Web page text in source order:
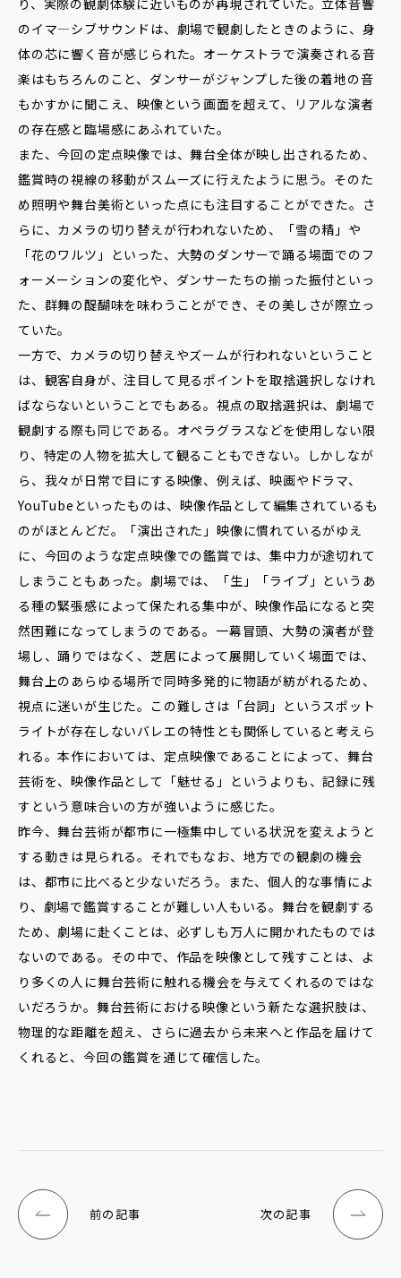
り、実際の観劇体験に近いものが再現されていた。立体音響
のイマ―シブサウンドは、劇場で観劇したときのように、身
体の芯に響く音が感じられた。オーケストラで演奏される音
楽はもちろんのこと、ダンサーがジャンプした後の着地の音
もかすかに聞こえ、映像という画面を超えて、リアルな演者
の存在感と臨場感にあふれていた。
また、今回の定点映像では、舞台全体が映し出されるため、
鑑賞時の視線の移動がスムーズに行えたように思う。そのた
め照明や舞台美術といった点にも注目することができた。さ
らに、カメラの切り替えが行われないため、「雪の精」や
「花のワルツ」といった、大勢のダンサーで踊る場面でのフ
ォーメーションの変化や、ダンサーたちの揃った振付といっ
た、群舞の醍醐味を味わうことができ、その美しさが際立っ
ていた。
一方で、カメラの切り替えやズームが行われないということ
は、観客自身が、注目して見るポイントを取捨選択しなけれ
ばならないということでもある。視点の取捨選択は、劇場で
観劇する際も同じである。オペラグラスなどを使用しない限
り、特定の人物を拡大して観ることもできない。しかしなが
ら、我々が日常で目にする映像、例えば、映画やドラマ、
YouTubeといったものは、映像作品として編集されているも
のがほとんどだ。「演出された」映像に慣れているがゆえ
に、今回のような定点映像での鑑賞では、集中力が途切れて
しまうこともあった。劇場では、「生」「ライブ」というあ
る種の緊張感によって保たれる集中が、映像作品になると突
然困難になってしまうのである。一幕冒頭、大勢の演者が登
場し、踊りではなく、芝居によって展開していく場面では、
舞台上のあらゆる場所で同時多発的に物語が紡がれるため、
視点に迷いが生じた。この難しさは「台詞」というスポット
ライトが存在しないバレエの特性とも関係していると考えら
れる。本作においては、定点映像であることによって、舞台
芸術を、映像作品として「魅せる」というよりも、記録に残
すという意味合いの方が強いように感じた。
昨今、舞台芸術が都市に一極集中している状況を変えようと
する動きは見られる。それでもなお、地方での観劇の機会
は、都市に比べると少ないだろう。また、個人的な事情によ
り、劇場で鑑賞することが難しい人もいる。舞台を観劇する
ため、劇場に赴くことは、必ずしも万人に開かれたものでは
ないのである。その中で、作品を映像として残すことは、よ
り多くの人に舞台芸術に触れる機会を与えてくれるのではな
いだろうか。舞台芸術における映像という新たな選択肢は、
物理的な距離を超え、さらに過去から未来へと作品を届けて
くれると、今回の鑑賞を通じて確信した。